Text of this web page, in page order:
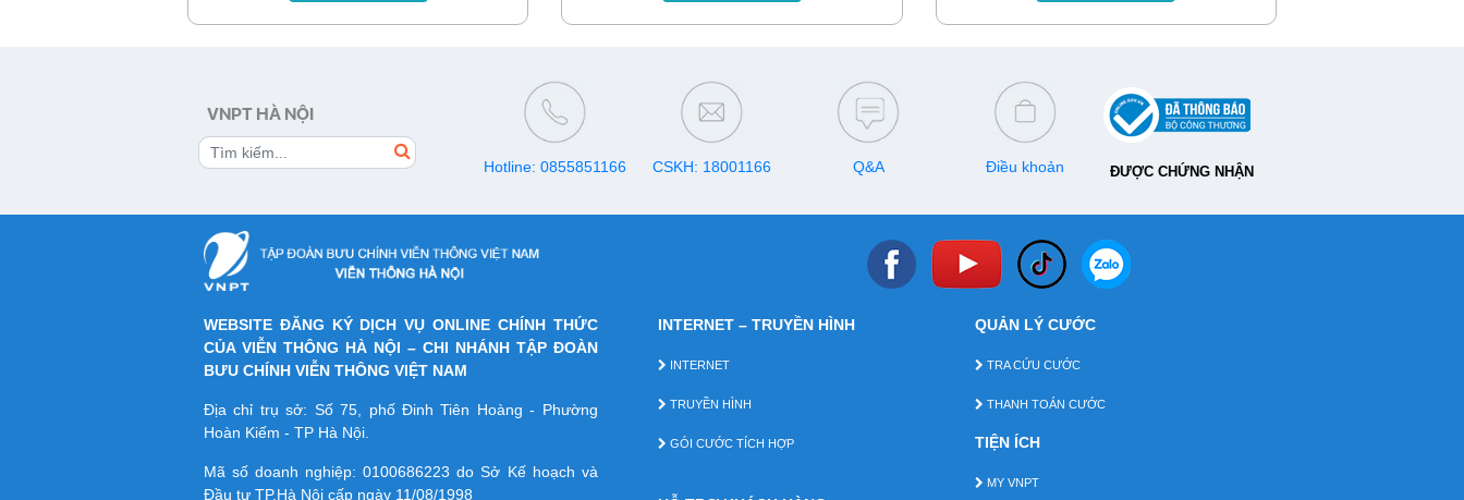
điện thoại, ưu đãi tiện ích My TV chùm kênh
trong nội dung bài viết dưới đây!
cho mọi thuê bao di động. Hãy tham khảo ci
trưa từ thứ 2 đến thứ 6. Danh sách chi tiết địa
VNPT HÀ NỘI
Hotline: 0855851166 CSKH: 18001166 Q&A Điều khoản ĐƯỢC CHỨNG NHẬN
WEBSITE ĐĂNG KÝ DỊCH VỤ ONLINE CHÍNH THỨC
CỦA VIỄN THÔNG HÀ NỘI – CHI NHÁNH TẬP ĐOÀN
BƯU CHÍNH VIỄN THÔNG VIỆT NAM
Địa chỉ trụ sở: Số 75, phố Đinh Tiên Hoàng - Phường
Hoàn Kiếm - TP Hà Nội.
Mã số doanh nghiệp:0100686223 do Sở Kế hoạch và
Đầu tư TP.Hà Nội cấp ngày 11/08/1998
INTERNET – TRUYỀN HÌNH
INTERNET
TRUYỀN HÌNH
GÓI CƯỚC TÍCH HỢP
QUẢN LÝ CƯỚC
TRA CỨU CƯỚC
THANH TOÁN CƯỚC
TIỆN ÍCH
MY VNPT